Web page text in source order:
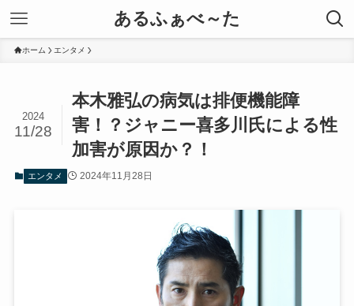
あるふぁべ～た
ホーム エンタメ
本木雅弘の病気は排便機能障
害！？ジャニー喜多川氏による性
加害が原因か？！
2024
11/28
エンタメ 2024年11月28日